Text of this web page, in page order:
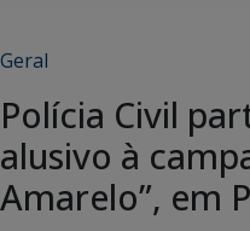
Geral
Polícia Civil
alusivo à
Amarelo”, em